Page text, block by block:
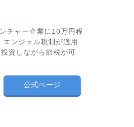
チャー企業に10万円程
エンジェル税制が適用
資しながら節税が可
公式ページ